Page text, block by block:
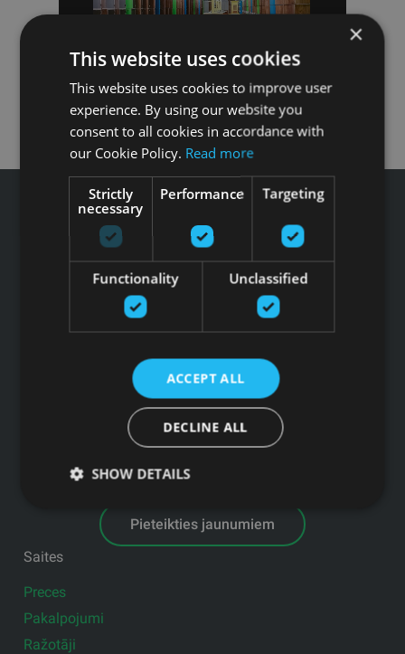
info@gfitness.lv
Reģ.Nr. 44103017158 PVN Nr. LV44103017158
A/S SEB Banka LV92UNLA0004007467819 , SWIFT: UNLALV2X
GFITNESS JAUNUMI TAVĀ E-PASTĀ
Pieteikties jaunumiem
Saites
Preces
Pakalpojumi
Ražotāji
×
This website uses cookies
This website uses cookies to improve user
experience. By using our website you
consent to all cookies in accordance with
our Cookie Policy. Read more
Strictly
necessary
Performance Targeting
Functionality Unclassified
ACCEPT ALL
DECLINE ALL
SHOW DETAILS